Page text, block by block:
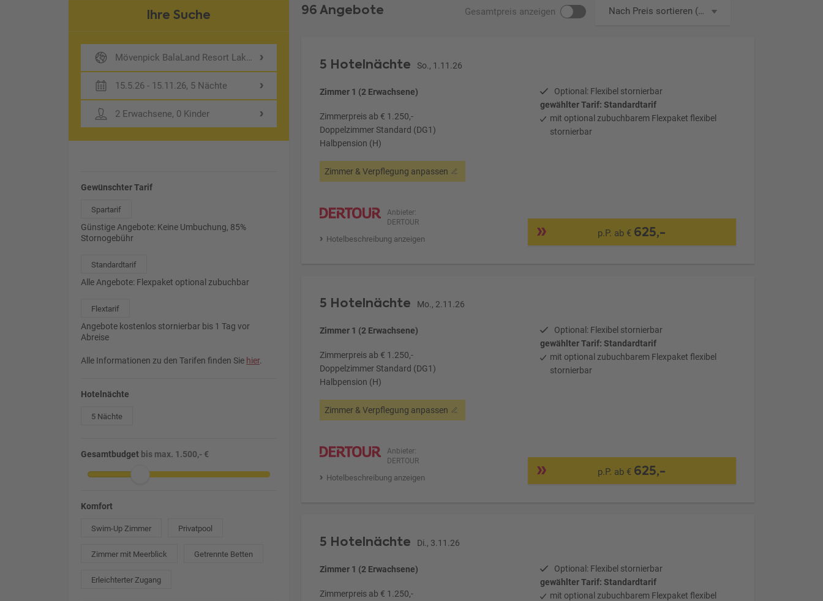
Ihre Suche
Mövenpick BalaLand Resort Lake Balaton
15.5.26 - 15.11.26, 5 Nächte
2 Erwachsene, 0 Kinder
Gewünschter Tarif
Spartarif
Günstige Angebote: Keine Umbuchung, 85%
Stornogebühr
Standardtarif
Alle Angebote: Flexpaket optional zubuchbar
Flextarif
Angebote kostenlos stornierbar bis 1 Tag vor
Abreise
Alle Informationen zu den Tarifen finden Sie hier.
Hotelnächte
5 Nächte
Gesamtbudget bis max. 1.500,- €
Komfort
Swim-Up Zimmer Privatpool
Zimmer mit Meerblick Getrennte Betten
Erleichterter Zugang
96 Angebote Gesamtpreis anzeigen Nach Preis sortieren (aufsteigend)
5 Hotelnächte So., 1.11.26
Zimmer 1 (2 Erwachsene)
Zimmerpreis ab € 1.250,-
Doppelzimmer Standard (DG1)
Halbpension (H)
Zimmer & Verpflegung anpassen
Optional: Flexibel stornierbar
gewählter Tarif: Standardtarif
mit optional zubuchbarem Flexpaket flexibel
stornierbar
Anbieter:
DERTOUR
Hotelbeschreibung anzeigen
p.P. ab € 625,-
5 Hotelnächte Mo., 2.11.26
Zimmer 1 (2 Erwachsene)
Zimmerpreis ab € 1.250,-
Doppelzimmer Standard (DG1)
Halbpension (H)
Zimmer & Verpflegung anpassen
Optional: Flexibel stornierbar
gewählter Tarif: Standardtarif
mit optional zubuchbarem Flexpaket flexibel
stornierbar
Anbieter:
DERTOUR
Hotelbeschreibung anzeigen
p.P. ab € 625,-
5 Hotelnächte Di., 3.11.26
Zimmer 1 (2 Erwachsene)
Zimmerpreis ab € 1.250,-
Optional: Flexibel stornierbar
gewählter Tarif: Standardtarif
mit optional zubuchbarem Flexpaket flexibel